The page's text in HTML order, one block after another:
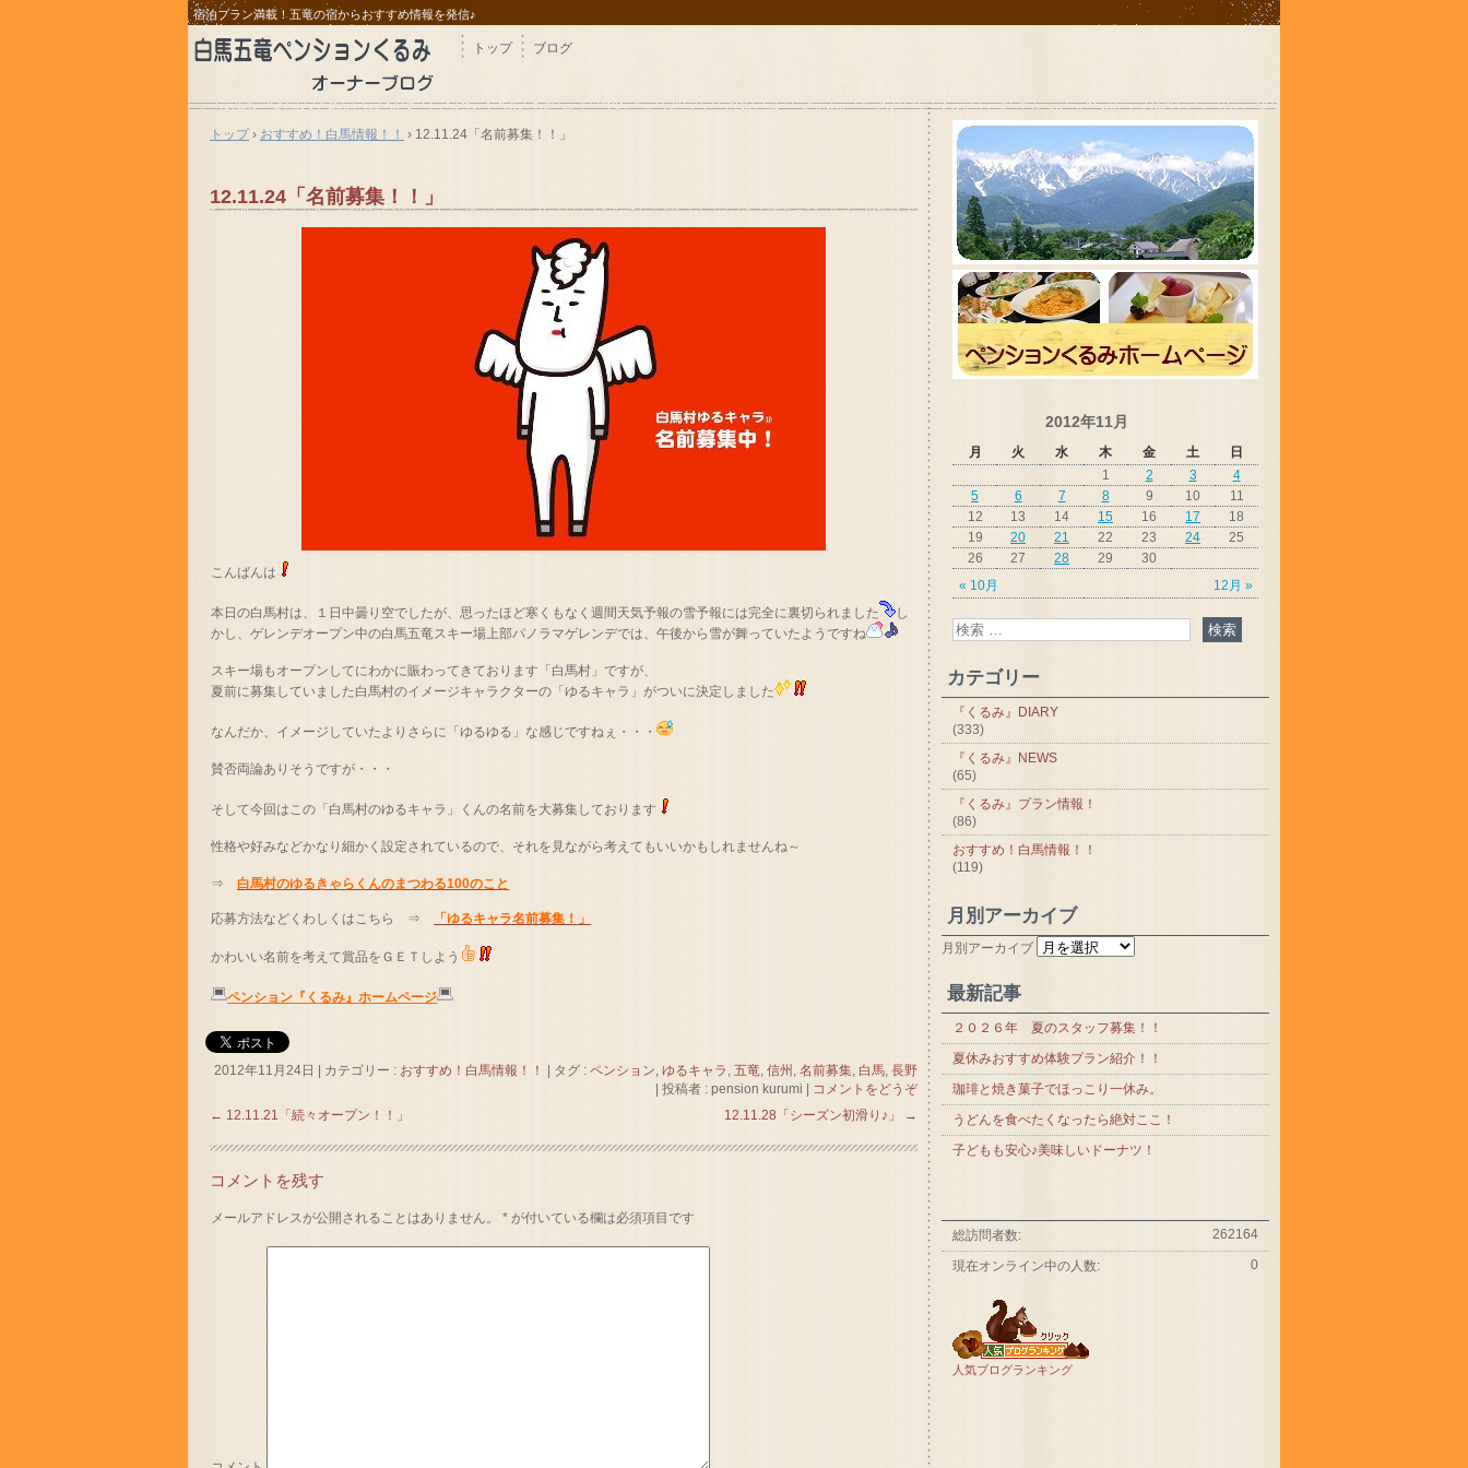
宿泊プラン満載！五竜の宿からおすすめ情報を発信♪
トップ ブログ
トップ › おすすめ！白馬情報！！ › 12.11.24「名前募集！！」
12.11.24「名前募集！！」
こんばんは
本日の白馬村は、１日中曇り空でしたが、思ったほど寒くもなく週間天気予報の雪予報には完全に裏切られました
し
かし、ゲレンデオープン中の白馬五竜スキー場上部パノラマゲレンデでは、午後から雪が舞っていたようですね
スキー場もオープンしてにわかに賑わってきております「白馬村」ですが、
夏前に募集していました白馬村のイメージキャラクターの「ゆるキャラ」がついに決定しました
なんだか、イメージしていたよりさらに「ゆるゆる」な感じですねぇ・・・
賛否両論ありそうですが・・・
そして今回はこの「白馬村のゆるキャラ」くんの名前を大募集しております
性格や好みなどかなり細かく設定されているので、それを見ながら考えてもいいかもしれませんね～
⇒ 白馬村のゆるきゃらくんのまつわる100のこと
応募方法などくわしくはこちら ⇒ 「ゆるキャラ名前募集！」
かわいい名前を考えて賞品をＧＥＴしよう
ペンション『くるみ』ホームページ
2012年11月24日 カテゴリー : おすすめ！白馬情報！！ タグ : ペンション, ゆるキャラ , 五竜, 信州 , 名前募集, 白馬, 長野
投稿者 : pension kurumi
コメントをどうぞ
← 12.11.21「続々オープン！！」 12.11.28「シーズン初滑り♪」 →
コメントを残す
メールアドレスが公開されることはありません。 * が付いている欄は必須項目です
2012年11月
月 火 水 木 金 土 日
« 10月 12月 »
1 2 3
4
5
6 7 8 9 10
11
12
13 14 15 16 17
18
19
20 21 22 23 24
25
26
27 28 29 30
カテゴリー
『くるみ』DIARY
(333)
『くるみ』NEWS
(65)
『くるみ』プラン情報！
(86)
おすすめ！白馬情報！！
(119)
月別アーカイブ
月別アーカイブ
最新記事
２０２６年 夏のスタッフ募集！！
夏休みおすすめ体験プラン紹介！！
珈琲と焼き菓子でほっこり一休み。
うどんを食べたくなったら絶対ここ！
子どもも安心♪美味しいドーナツ！
262164
総訪問者数:
0
現在オンライン中の人数:
人気ブログランキング